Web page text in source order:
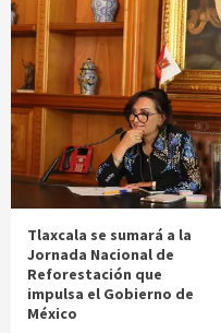
Tlaxcala se sumará a la
Jornada Nacional de
Reforestación que
impulsa el Gobierno de
México